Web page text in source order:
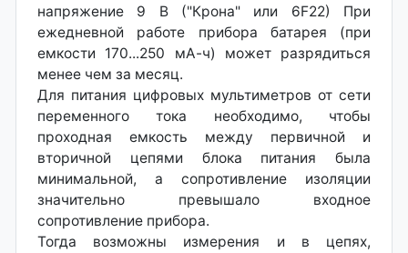
напряжение 9 В ("Крона" или 6F22) При
ежедневной работе прибора батарея (при
емкости 170...250 мА-ч) может разрядиться
менее чем за месяц.
Для питания цифровых мультиметров от сети
переменного тока необходимо, чтобы
проходная емкость между первичной и
вторичной цепями блока питания была
минимальной, а сопротивление изоляции
значительно превышало входное
сопротивление прибора.
Тогда возможны измерения и в цепях,